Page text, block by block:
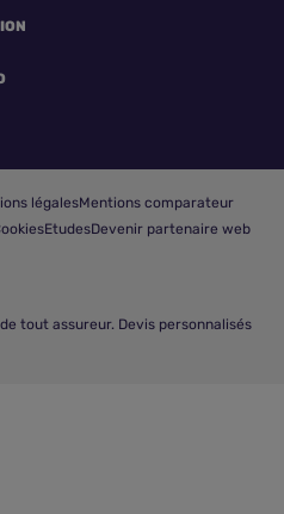
légalesMentions comparateur
EtudesDevenir partenaire web
tout assureur. Devis personnalisés